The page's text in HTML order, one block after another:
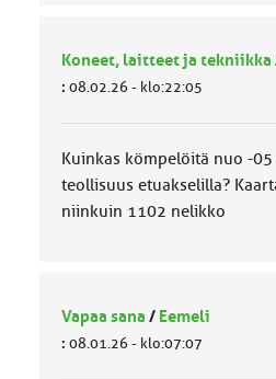
Koneet, laitteet ja tekniikka
: 08.02.26 - klo:22:05
Kuinkas kömpelöitä nuo -
teollisuus etuakselilla?
niinkuin 1102 nelikko
Vapaa sana / Eemeli
: 08.01.26 - klo:07:07